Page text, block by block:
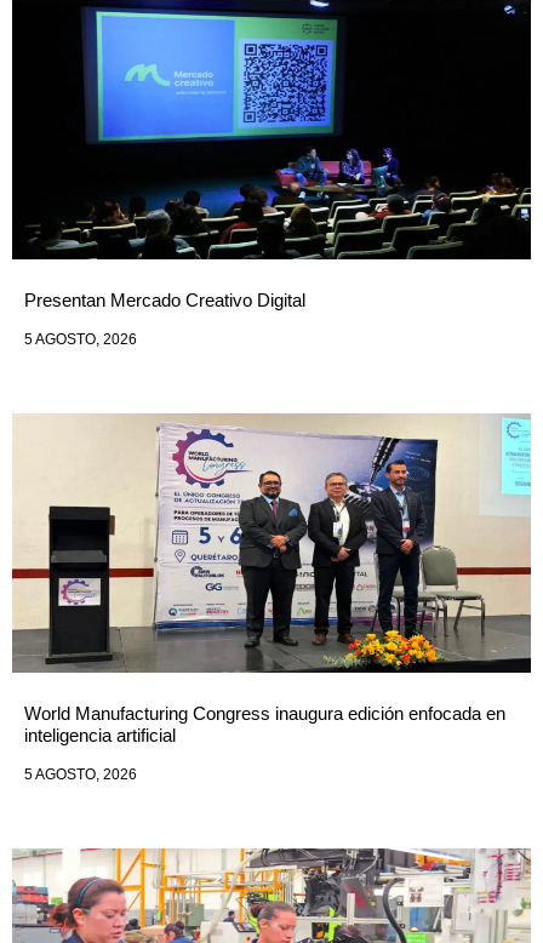
Presentan Mercado Creativo Digital
5 AGOSTO, 2026
World Manufacturing Congress inaugura edición enfocada en
inteligencia artificial
5 AGOSTO, 2026